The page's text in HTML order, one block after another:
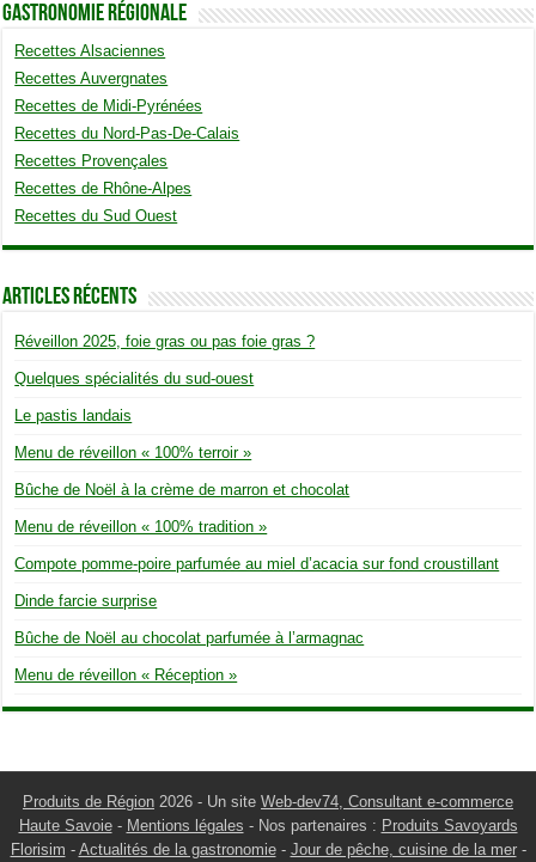
Gastronomie Régionale
Recettes Alsaciennes
Recettes Auvergnates
Recettes de Midi-Pyrénées
Recettes du Nord-Pas-De-Calais
Recettes Provençales
Recettes de Rhône-Alpes
Recettes du Sud Ouest
Articles Récents
Réveillon 2025, foie gras ou pas foie gras ?
Quelques spécialités du sud-ouest
Le pastis landais
Menu de réveillon « 100% terroir »
Bûche de Noël à la crème de marron et chocolat
Menu de réveillon « 100% tradition »
Compote pomme-poire parfumée au miel d’acacia sur fond croustillant
Dinde farcie surprise
Bûche de Noël au chocolat parfumée à l’armagnac
Menu de réveillon « Réception »
Produits de Région 2026 - Un site Web-dev74, Consultant e-commerce
Haute Savoie- Mentions légales - Nos partenaires : Produits Savoyards
Florisim - Actualités de la gastronomie- Jour de pêche, cuisine de la mer-